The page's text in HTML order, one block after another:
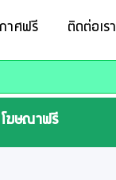
าศฟรี ติดต่อเรา
โฆษณาฟรี